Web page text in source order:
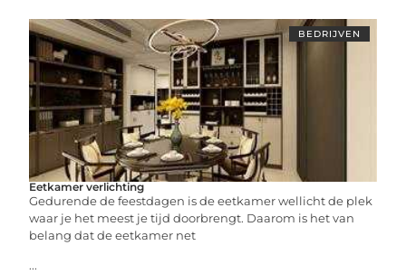
BEDRIJVEN
Eetkamer verlichting
Gedurende de feestdagen is de eetkamer wellicht de plek
waar je het meest je tijd doorbrengt. Daarom is het van
belang dat de eetkamer net
...